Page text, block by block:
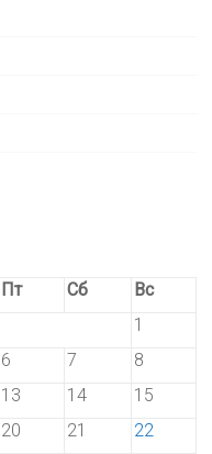
Пт Сб
Вс
1
6 7
8
13 14
15
20 21
22